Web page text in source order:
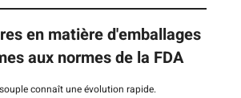
en matière d'emballages
aux normes de la FDA
connaît une évolution rapide.